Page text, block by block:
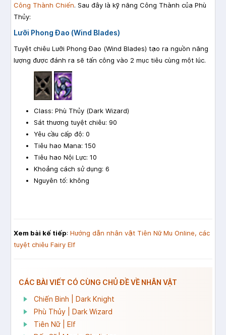
Công Thành Chiến. Sau đây là kỹ năng Công Thành của Phù
Thủy:
Lưỡi Phong Đao (Wind Blades)
Tuyệt chiêu Lưỡi Phong Đao (Wind Blades) tạo ra nguồn năng
lượng được đánh ra sẽ tấn công vào 2 mục tiêu cùng một lúc.
Class: Phù Thủy (Dark Wizard)
Sát thương tuyệt chiêu: 90
Yêu cầu cấp độ: 0
Tiêu hao Mana: 150
Tiêu hao Nội Lực: 10
Khoảng cách sử dụng: 6
Nguyên tố: không
Xem bài kế tiếp: Hướng dẫn nhân vật Tiên Nữ Mu Online, các
tuyệt chiêu Fairy Elf
CÁC BÀI VIẾT CÓ CÙNG CHỦ ĐỀ VỀ NHÂN VẬT
Chiến Binh | Dark Knight
Phù Thủy | Dark Wizard
Tiên Nữ | Elf